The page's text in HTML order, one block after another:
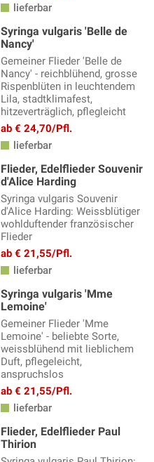
lieferbar
Syringa vulgaris 'Belle de
Nancy'
Gemeiner Flieder 'Belle de
Nancy' - reichblühend, grosse
Rispenblüten in leuchtendem
Lila, stadtklimafest,
hitzeverträglich, pflegleicht
ab € 24,70/Pfl.
lieferbar
Flieder, Edelflieder Souvenir
d'Alice Harding
Syringa vulgaris Souvenir
d'Alice Harding: Weissblütiger
wohlduftender französischer
Flieder
ab € 21,55/Pfl.
lieferbar
Syringa vulgaris 'Mme
Lemoine'
Gemeiner Flieder 'Mme
Lemoine' - beliebte Sorte,
weissblühend mit lieblichem
Duft, pflegeleicht,
anspruchslos
ab € 21,55/Pfl.
lieferbar
Flieder, Edelflieder Paul
Thirion